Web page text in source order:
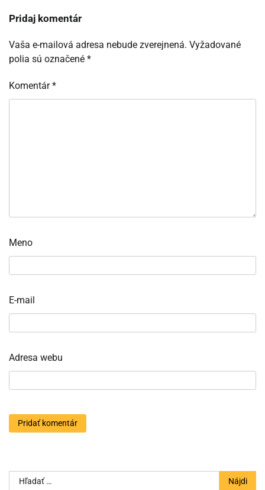
Pridaj komentár
Vaša e-mailová adresa nebude zverejnená. Vyžadované
polia sú označené *
Komentár*
Meno
E-mail
Adresa webu
Hľadať: